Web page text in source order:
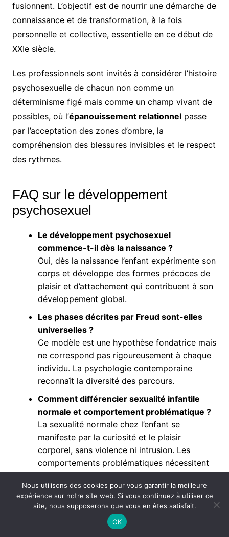
fusionnent. L’objectif est de nourrir une démarche de
connaissance et de transformation, à la fois
personnelle et collective, essentielle en ce début de
XXIe siècle.
Les professionnels sont invités à considérer l’histoire
psychosexuelle de chacun non comme un
déterminisme figé mais comme un champ vivant de
possibles, où l’épanouissement relationnelpasse
par l’acceptation des zones d’ombre, la
compréhension des blessures invisibles et le respect
des rythmes.
FAQ sur le développement
psychosexuel
Le développement psychosexuel
commence-t-il dès la naissance ?
Oui, dès la naissance l’enfant expérimente son
corps et développe des formes précoces de
plaisir et d’attachement qui contribuent à son
développement global.
Les phases décrites par Freud sont-elles
universelles ?
Ce modèle est une hypothèse fondatrice mais
ne correspond pas rigoureusement à chaque
individu. La psychologie contemporaine
reconnaît la diversité des parcours.
Comment différencier sexualité infantile
normale et comportement problématique ?
La sexualité normale chez l’enfant se
manifeste par la curiosité et le plaisir
corporel, sans violence ni intrusion. Les
comportements problématiques nécessitent
une attention professionnelle.
Quel est l’impact du contexte familial sur ce
développement ?
Le cadre familial, sa qualité affective et les
normes culturelles influencent fortement le
Nous utilisons des cookies pour vous garantir la meilleure
expérience sur notre site web. Si vous continuez à utiliser ce
site, nous supposerons que vous en êtes satisfait.
OK